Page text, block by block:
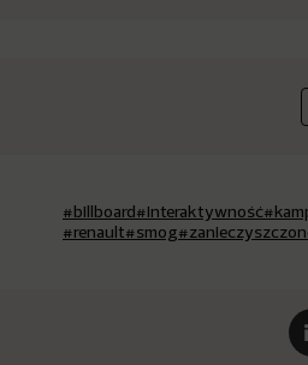
#billboard#interaktywność
#renault#smog